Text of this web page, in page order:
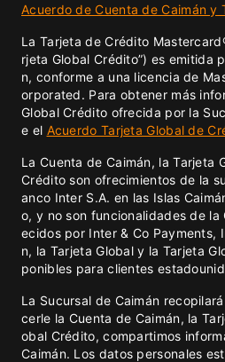
Acuerdo de Cuenta de Caimán y
La Tarjeta de Crédito
rjeta Global Crédito”) es emitida
n, conforme a una licencia de
orporated. Para obtener más
Global Crédito ofrecida por la
e el Acuerdo Tarjeta Global de
La Cuenta de Caimán, la Tarjeta
Crédito son ofrecimientos de la
anco Inter S.A. en las Islas
o, y no son funcionalidades de la
ecidos por Inter & Co Payments,
n, la Tarjeta Global y la Tarjeta
ponibles para clientes
La Sucursal de Caimán
cerle la Cuenta de Caimán, la
obal Crédito, compartimos
Caimán. Los datos personales